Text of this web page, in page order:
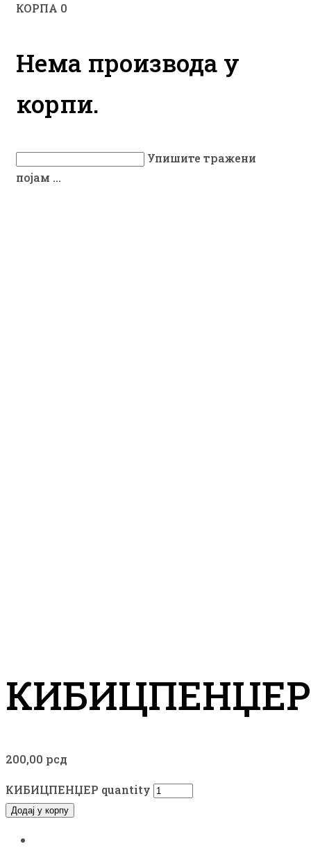
КОРПА 0
Нема производа у
корпи.
Упишите тражени
појам ...
КИБИЦПЕНЏЕР
200,00 рсд
КИБИЦПЕНЏЕР quantity
Додај у корпу